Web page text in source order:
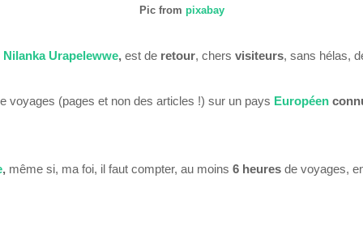
Pic from pixabay
Nilanka Urapelewwe, est de retour, chers visiteurs, sans hélas,
voyages (pages et non des articles !) sur un pays Européen
, même si, ma foi, il faut compter, au moins 6 heures de voyages,